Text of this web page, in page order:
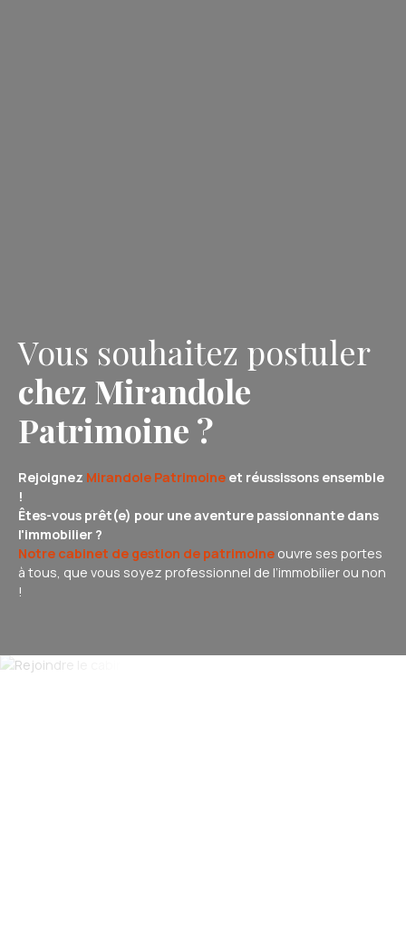
Vous souhaitez postuler
chez Mirandole
Patrimoine ?
Rejoignez Mirandole Patrimoine et réussissons ensemble
!
Êtes-vous prêt(e) pour une aventure passionnante dans
l'immobilier ?
Notre cabinet de gestion de patrimoine ouvre ses portes
à tous, que vous soyez professionnel de l’immobilier ou non
!